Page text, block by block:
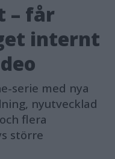
– får
internt
serie med nya
nyutvecklad
flera
större